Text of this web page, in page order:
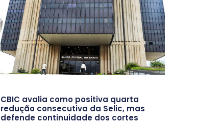
CBIC avalia como positiva quarta
redução consecutiva da Selic, mas
defende continuidade dos cortes